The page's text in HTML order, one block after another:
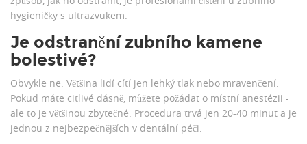
hygieničky s ultrazvukem.
Je odstranění zubního kamene
bolestivé?
Obvykle ne. Většina lidí cítí jen lehký tlak nebo mravenčení.
Pokud máte citlivé dásně, můžete požádat o místní anestézii -
ale to je většinou zbytečné. Procedura trvá jen 20-40 minut a je
jednou z nejbezpečnějších v dentální péči.